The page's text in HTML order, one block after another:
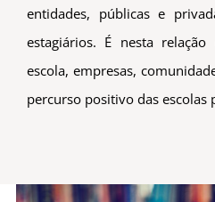
entidades, públicas e
estagiários. É nesta
escola, empresas,
percurso positivo das escolas